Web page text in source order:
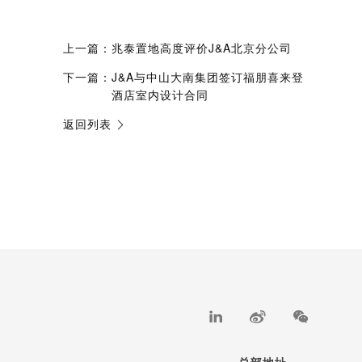
上一篇：兆泰置地高度评价J&A北京分公司
下一篇：J&A与中山大南集团签订福朋喜来登
酒店室内设计合同
返回列表